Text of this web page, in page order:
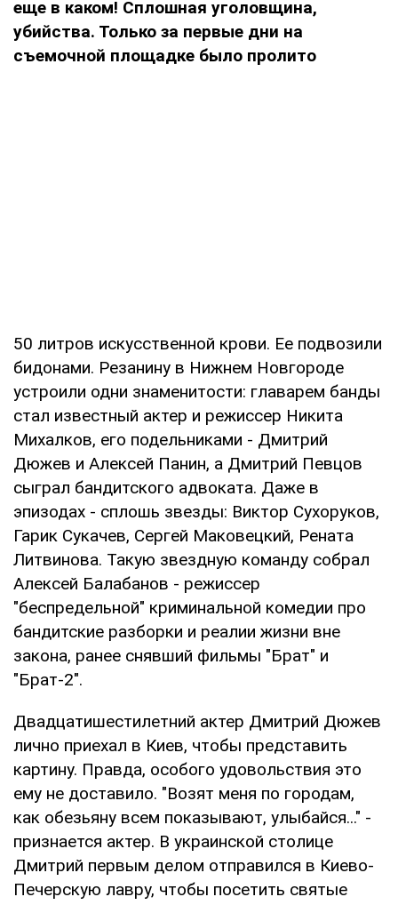
еще в каком! Сплошная уголовщина,
убийства. Только за первые дни на
съемочной площадке было пролито
50 литров искусственной крови. Ее подвозили
бидонами. Резанину в Нижнем Новгороде
устроили одни знаменитости: главарем банды
стал известный актер и режиссер Никита
Михалков, его подельниками - Дмитрий
Дюжев и Алексей Панин, а Дмитрий Певцов
сыграл бандитского адвоката. Даже в
эпизодах - сплошь звезды: Виктор Сухоруков,
Гарик Сукачев, Сергей Маковецкий, Рената
Литвинова. Такую звездную команду собрал
Алексей Балабанов - режиссер
"беспредельной" криминальной комедии про
бандитские разборки и реалии жизни вне
закона, ранее снявший фильмы "Брат" и
"Брат-2".
Двадцатишестилетний актер Дмитрий Дюжев
лично приехал в Киев, чтобы представить
картину. Правда, особого удовольствия это
ему не доставило. "Возят меня по городам,
как обезьяну всем показывают, улыбайся..." -
признается актер. В украинской столице
Дмитрий первым делом отправился в Киево-
Печерскую лавру, чтобы посетить святые